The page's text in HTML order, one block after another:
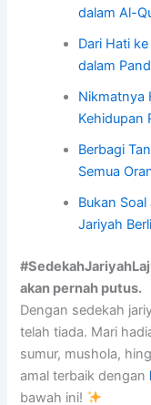
dalam Al-
Dari Hati
dalam
Nikmatnya
Kehidupan
Berbagi
Semua
Bukan
Jariyah
akan pernah putus.
Dengan sedekah
telah tiada. Mari
sumur, mushola,
amal terbaik dengan
bawah ini!